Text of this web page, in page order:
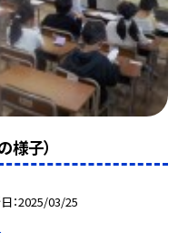
様子）
2025/03/25